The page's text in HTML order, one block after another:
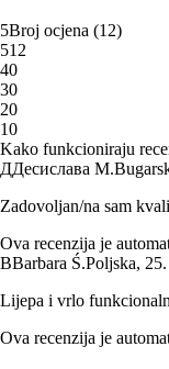
5Broj ocjena (12)
512
40
30
20
10
Kako funkcioniraju
ДДесислава М.
Zadovoljan/na sam
Ova recenzija je
BBarbara Ś.Poljska,
Lijepa i vrlo
Ova recenzija je